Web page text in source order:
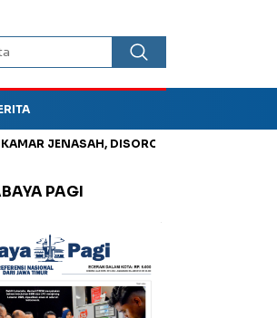
JENASAH, DISOROT
PAGI